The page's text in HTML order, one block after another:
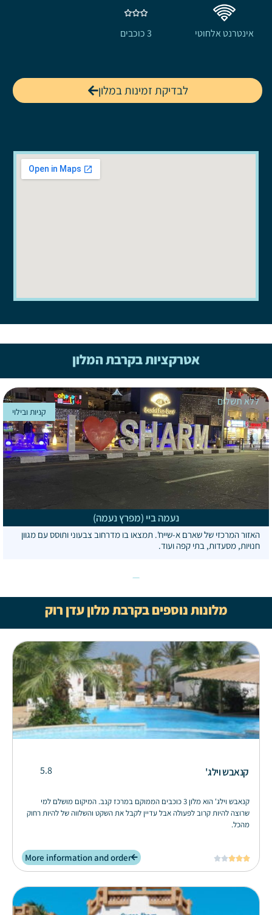
אינטרנט אלחוטי 3 כוכבים
לבדיקת זמינות במלון
אטרקציות בקרבת המלון
ללא תשלום
נעמה ביי (מפרץ נעמה)
האזור המרכזי של שארם א-שייח'. תמצאו בו מדרחוב צבעוני ותוסס עם מגוון
חנויות, מסעדות, בתי קפה ועוד.
קניות ובילוי
מלונות נוספים בקרבת מלון עדן רוק
קנאבש וילג' 5.8
קנאבש וילג' הוא מלון 3 כוכבים הממוקם במרכז קנב. המיקום מושלם למי
שרוצה להיות קרוב לפעולה אבל עדיין לקבל את השקט והשלווה של להיות רחוק
מהכל.





More information and order